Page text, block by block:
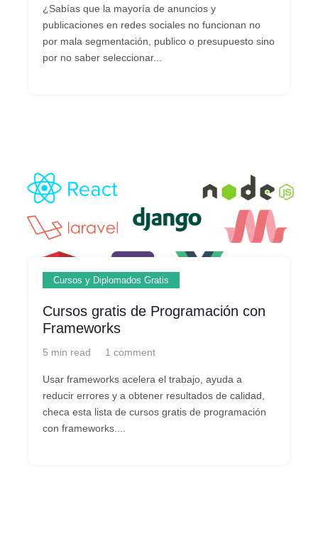
¿Sabías que la mayoría de anuncios y
publicaciones en redes sociales no funcionan no
por mala segmentación, publico o presupuesto sino
por no saber seleccionar...
Cursos y Diplomados Gratis
Cursos gratis de Programación con
Frameworks
5 min read 1 comment
Usar frameworks acelera el trabajo, ayuda a
reducir errores y a obtener resultados de calidad,
checa esta lista de cursos gratis de programación
con frameworks....